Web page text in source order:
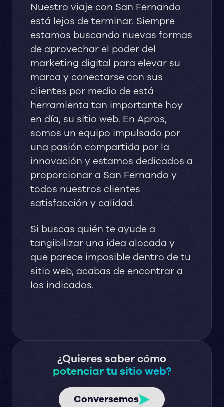
Nuestro viaje con San Fernando
está lejos de terminar. Siempre
estamos buscando nuevas formas
de aprovechar el poder del
marketing digital para elevar su
marca y conectarse con sus
clientes por medio de está
herramienta tan importante hoy
en día, su sitio web. En Apros,
somos un equipo impulsado por
una pasión compartida por la
innovación y estamos dedicados a
proporcionar a San Fernando y
todos nuestros clientes
satisfacción y calidad.
Si buscas quién te ayude a
tangibilizar una idea alocada y
que parece imposible dentro de tu
sitio web, acabas de encontrar a
los indicados.
¿Quieres saber cómo
potenciar tu sitio web?
Conversemos